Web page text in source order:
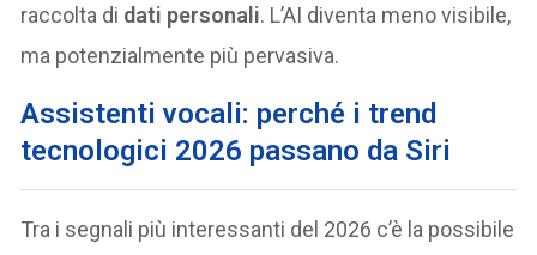
raccolta di dati personali. L’AI diventa meno visibile,
ma potenzialmente più pervasiva.
Assistenti vocali: perché i trend
tecnologici 2026 passano da Siri
Tra i segnali più interessanti del 2026 c’è la possibile